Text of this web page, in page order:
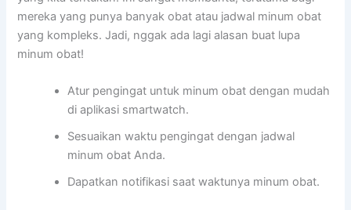
mereka yang punya banyak obat atau jadwal minum obat
yang kompleks. Jadi, nggak ada lagi alasan buat lupa
minum obat!
Atur pengingat untuk minum obat dengan mudah
di aplikasi smartwatch.
Sesuaikan waktu pengingat dengan jadwal
minum obat Anda.
Dapatkan notifikasi saat waktunya minum obat.